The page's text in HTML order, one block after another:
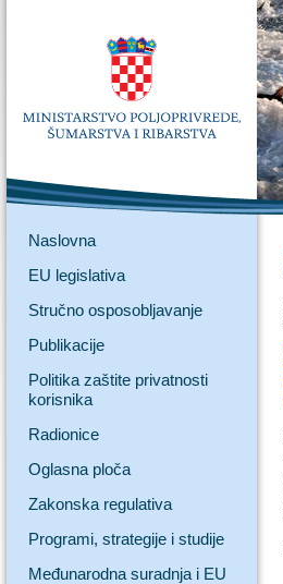
Naslovna
EU legislativa
Stručno osposobljavanje
Publikacije
Politika zaštite privatnosti
korisnika
Radionice
Oglasna ploča
Zakonska regulativa
Programi, strategije i studije
Međunarodna suradnja i EU